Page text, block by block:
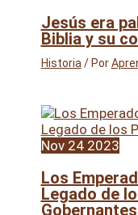
Jesús era
Biblia y su
Historia/ Por
Nov 24 2023
Los
Legado de
Gobernantes